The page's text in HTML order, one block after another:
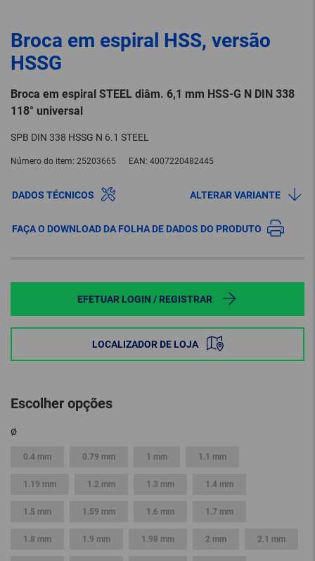
Broca em espiral HSS, versão
HSSG
Broca em espiral STEEL diâm. 6,1 mm HSS-G N DIN 338
118° universal
SPB DIN 338 HSSG N 6.1 STEEL
Número do item: 25203665 EAN: 4007220482445
DADOS TÉCNICOS ALTERAR VARIANTE
FAÇA O DOWNLOAD DA FOLHA DE DADOS DO PRODUTO
EFETUAR LOGIN / REGISTRAR
LOCALIZADOR DE LOJA
Escolher opções
ø
0.4 mm 0.79 mm 1 mm 1.1 mm
1.19 mm 1.2 mm 1.3 mm 1.4 mm
1.5 mm 1.59 mm 1.6 mm 1.7 mm
1.8 mm 1.9 mm 1.98 mm 2 mm 2.1 mm